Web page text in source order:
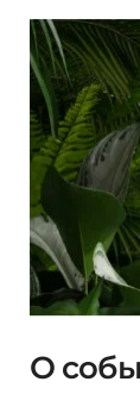
О